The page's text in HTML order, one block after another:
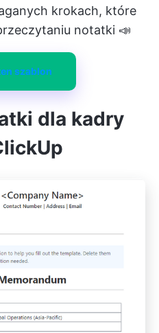
krokach, które
notatki 📣
szablon
dla kadry